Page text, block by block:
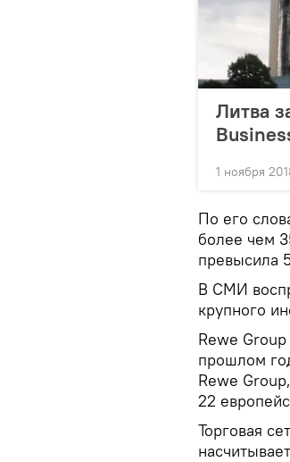
Литва
1 ноября
По его
более чем
превысила
В СМИ
крупного
Rewe
прошлом
Rewe
22
Торговая